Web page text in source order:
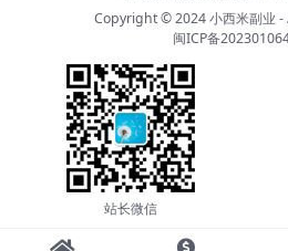
Copyright © 2024小西米副业 -
闽ICP备
站长微信